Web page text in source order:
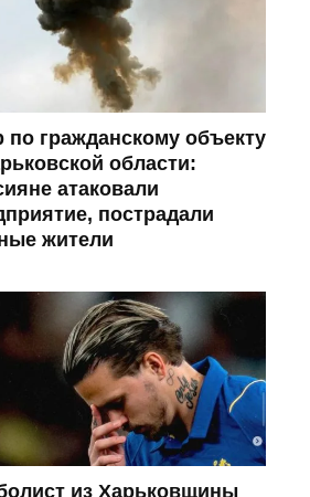
по гражданскому объекту
области:
атаковали
пострадали
жители
из Харьковщины